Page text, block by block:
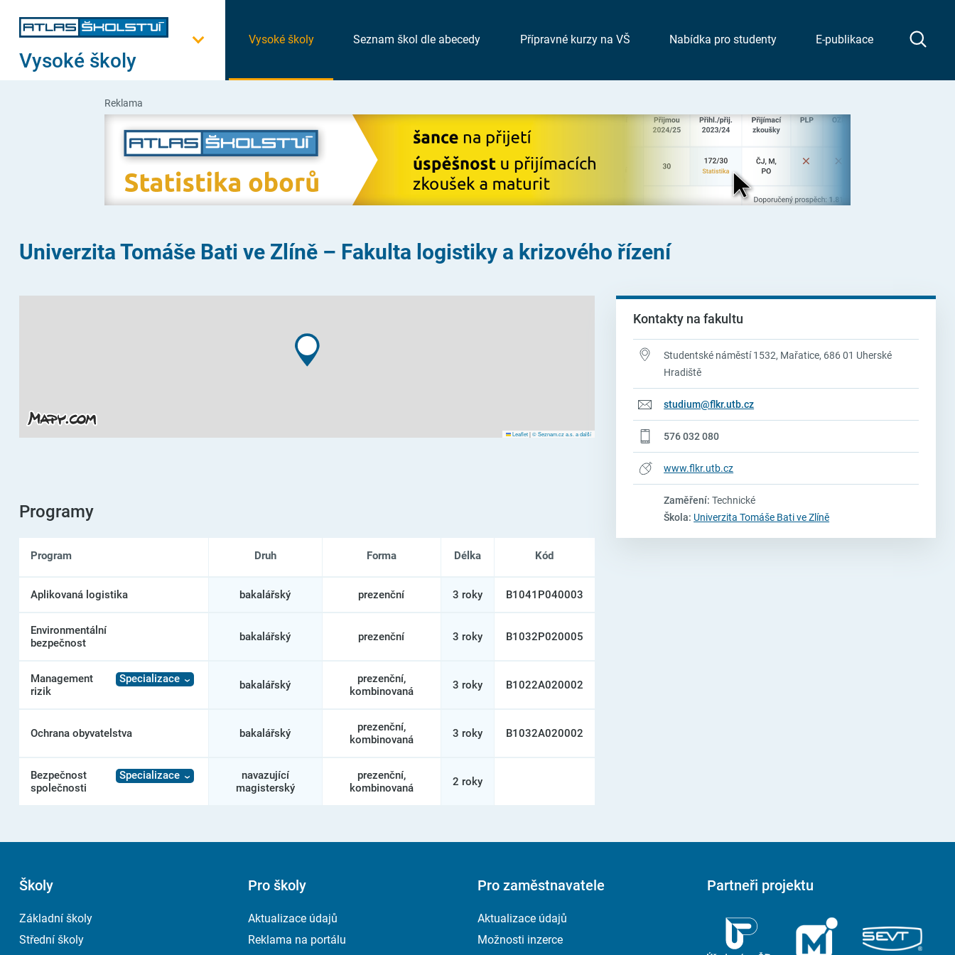
Vysoké školy
Vysoké školy Seznam škol dle abecedy Přípravné kurzy na VŠ Nabídka pro studenty E-publikace
Reklama
Univerzita Tomáše Bati ve Zlíně – Fakulta logistiky a krizového řízení
Kontakty na fakultu
Studentské náměstí 1532, Mařatice, 686 01 Uherské
Hradiště
studium@flkr.utb.cz
576 032 080
www.flkr.utb.cz
Zaměření: Technické
Škola: Univerzita Tomáše Bati ve Zlíně
Leaflet|© Seznam.cz a.s. a další
Programy
programů
Tomáše
Bati
Zlíně
Fakulta
krizového
Program Druh Forma Délka Kód
Aplikovaná logistika bakalářský prezenční 3 roky B1041P040003
Environmentální
bezpečnost
bakalářský prezenční 3 roky B1032P020005
Specializace
Management
rizik
bakalářský prezenční,
kombinovaná
3 roky B1022A020002
Ochrana obyvatelstva bakalářský prezenční,
kombinovaná
3 roky B1032A020002
Specializace
Bezpečnost
společnosti
navazující
magisterský
prezenční,
kombinovaná
2 roky
Školy
Základní školy
Střední školy
Pro školy
Aktualizace údajů
Reklama na portálu
Pro zaměstnavatele
Aktualizace údajů
Možnosti inzerce
Partneři projektu